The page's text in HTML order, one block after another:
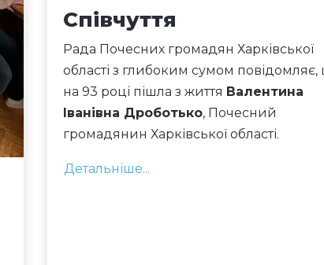
Співчуття
Рада Почесних громадян Харківської
області з глибоким сумом повідомляє,
на 93 році пішла з життя Валентина
Іванівна Дроботько, Почесний
громадянин Харківської області.
Детальніше...